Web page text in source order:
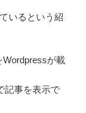
いるという紹
Wordpressが載
記事を表示で